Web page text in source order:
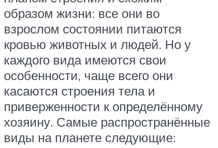
образом жизни: все они во
взрослом состоянии питаются
кровью животных и людей. Но у
каждого вида имеются свои
особенности, чаще всего они
касаются строения тела и
приверженности к определённому
хозяину. Самые распространённые
виды на планете следующие: